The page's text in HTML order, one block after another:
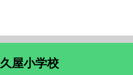
久屋小学校